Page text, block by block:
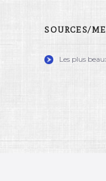
SOURCES/
Les plus